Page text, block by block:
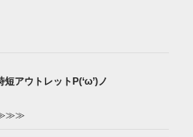
アウトレットP(‘ω’)ノ